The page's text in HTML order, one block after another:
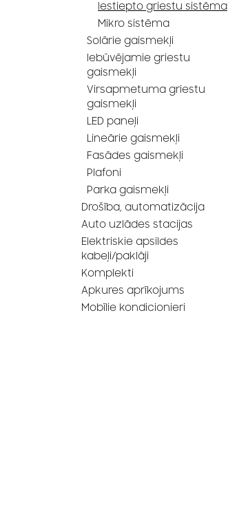
Iestiepto griestu sistēma
Mikro sistēma
Solārie gaismekļi
Iebūvējamie griestu
gaismekļi
Virsapmetuma griestu
gaismekļi
LED paneļi
Lineārie gaismekļi
Fasādes gaismekļi
Plafoni
Parka gaismekļi
Drošība, automatizācija
Auto uzlādes stacijas
Elektriskie apsildes
kabeļi/paklāji
Komplekti
Apkures aprīkojums
Mobīlie kondicionieri